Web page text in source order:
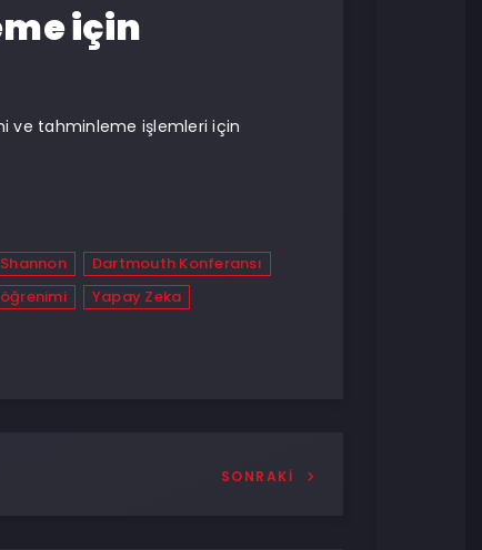
için
ve tahminleme işlemleri için
Dartmouth Konferansı
Yapay Zeka
SONRAKI